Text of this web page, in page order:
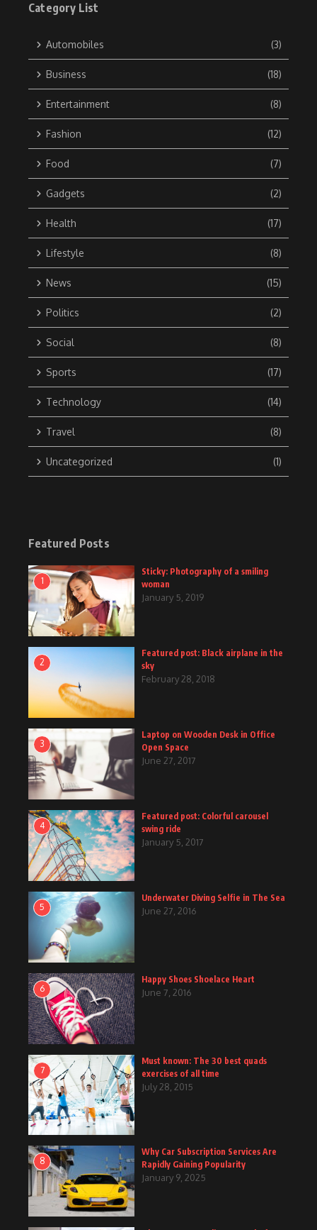
Category List
Automobiles (3)
Business (18)
Entertainment (8)
Fashion (12)
Food (7)
Gadgets (2)
Health (17)
Lifestyle (8)
News (15)
Politics (2)
Social (8)
Sports (17)
Technology (14)
Travel (8)
Uncategorized (1)
Featured Posts
1
Sticky: Photography of a smiling
woman
January 5, 2019
2
Featured post: Black airplane in the
sky
February 28, 2018
3
Laptop on Wooden Desk in Office
Open Space
June 27, 2017
4
Featured post: Colorful carousel
swing ride
January 5, 2017
5
Underwater Diving Selfie in The Sea
June 27, 2016
6
Happy Shoes Shoelace Heart
June 7, 2016
7
Must known: The 30 best quads
exercises of all time
July 28, 2015
8
Why Car Subscription Services Are
Rapidly Gaining Popularity
January 9, 2025